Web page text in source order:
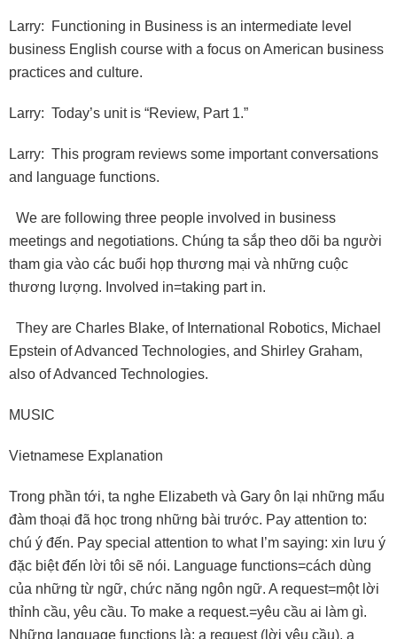
Larry: Functioning in Business is an intermediate level
business English course with a focus on American business
practices and culture.
Larry: Today’s unit is “Review, Part 1.”
Larry: This program reviews some important conversations
and language functions.
We are following three people involved in business
meetings and negotiations. Chúng ta sắp theo dõi ba người
tham gia vào các buổi họp thương mại và những cuộc
thương lượng. Involved in=taking part in.
They are Charles Blake, of International Robotics, Michael
Epstein of Advanced Technologies, and Shirley Graham,
also of Advanced Technologies.
MUSIC
Vietnamese Explanation
Trong phần tới, ta nghe Elizabeth và Gary ôn lại những mẩu
đàm thoại đã học trong những bài trước. Pay attention to:
chú ý đến. Pay special attention to what I’m saying: xin lưu ý
đặc biệt đến lời tôi sẽ nói. Language functions=cách dùng
của những từ ngữ, chức năng ngôn ngữ. A request=một lời
thỉnh cầu, yêu cầu. To make a request.=yêu cầu ai làm gì.
Những language functions là: a request (lời yêu cầu), a